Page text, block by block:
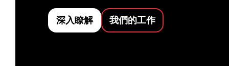
深入瞭解 我們的工作